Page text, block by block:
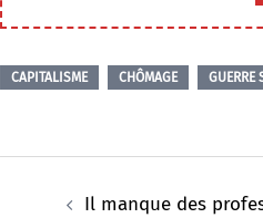
CAPITALISME CHÔMAGE GUERRE
d’articleIl manque des